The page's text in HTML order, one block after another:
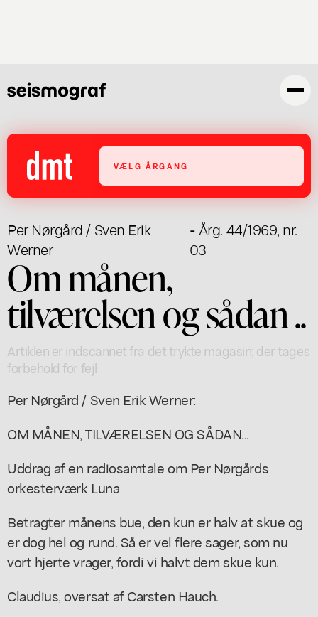
VÆLG ÅRGANG
Per Nørgård / Sven Erik
Werner
- Årg. 44/1969, nr.
03
Om månen,
tilværelsen og sådan ..
Artiklen er indscannet fra det trykte magasin; der tages
forbehold for fejl
Per Nørgård / Sven Erik Werner:
OM MÅNEN, TILVÆRELSEN OG SÅDAN...
Uddrag af en radiosamtale om Per Nørgårds
orkesterværk Luna
Betragter månens bue, den kun er halv at skue og
er dog hel og rund. Så er vel flere sager, som nu
vort hjerte vrager, fordi vi halvt dem skue kun.
Claudius, oversat af Carsten Hauch.